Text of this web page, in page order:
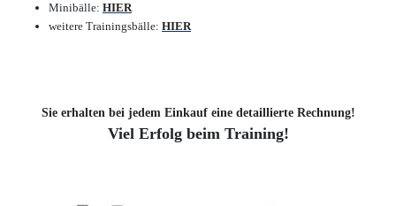
Minibälle: HIER
weitere Trainingsbälle: HIER
Sie erhalten bei jedem Einkauf eine detaillierte Rechnung!
Viel Erfolg beim Training!